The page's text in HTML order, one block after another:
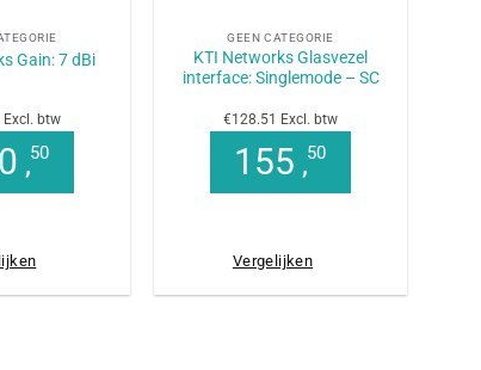
Gain: 7 dBi
btw
,50
GEEN CATEGORIE
KTI Networks Glasvezel
interface: Singlemode – SC
€128.51 Excl. btw
155 ,50
Vergelijken